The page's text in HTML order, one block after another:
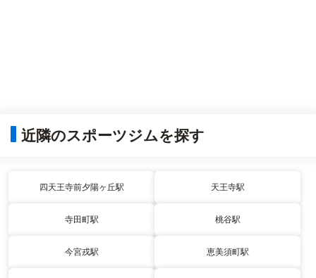
近隣のスポーツジムを探す
四天王寺前夕陽ヶ丘駅 天王寺駅
寺田町駅 桃谷駅
今宮戎駅 恵美須町駅